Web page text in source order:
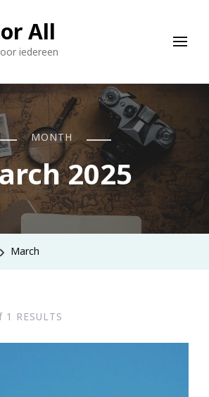
All
iedereen
MONTH
2025
March
RESULTS